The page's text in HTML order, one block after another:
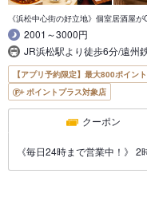
《浜松中心街の好立地》個室居酒屋が
2001～3000円
JR浜松駅より徒歩6分/遠州
【アプリ予約限定】最大800ポイン
ポイントプラス対象店
クーポン
《毎日24時まで営業中！》